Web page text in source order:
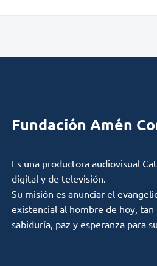
Fundación Amén
Es una productora audiovisual
digital y de televisión.
Su misión es anunciar el
existencial al hombre de hoy,
sabiduría, paz y esperanza para